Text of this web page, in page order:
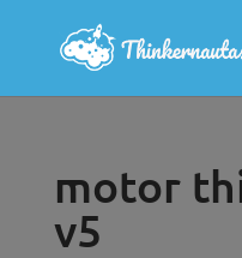
motor
v5